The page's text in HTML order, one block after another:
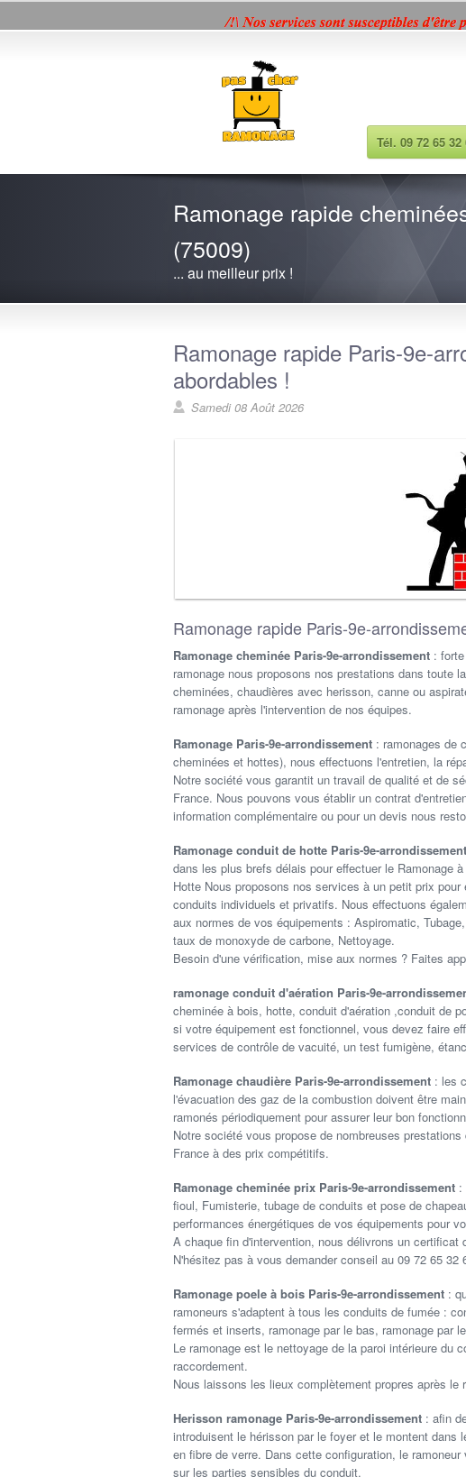
Galerie photos Mentions légales
Tél. 09 72 65
Ramonage rapide
(75009)
... au meilleur prix !
Ramonage rapide Paris-9e-
abordables !
Samedi 08 Août 2026
Ramonage rapide Paris-9e-
Ramonage cheminée Paris-9e-arrondissement :
ramonage nous proposons nos prestations dans toute
cheminées, chaudières avec herisson, canne ou
ramonage après l'intervention de nos équipes.
Ramonage Paris-9e-arrondissement : ramonages de
cheminées et hottes), nous effectuons l'entretien, la
Notre société vous garantit un travail de qualité et de
France. Nous pouvons vous établir un contrat
information complémentaire ou pour un devis nous
Ramonage conduit de hotte Paris-9e-arrondissement
dans les plus brefs délais pour effectuer le Ramonage
Hotte Nous proposons nos services à un petit prix
conduits individuels et privatifs. Nous effectuons
aux normes de vos équipements : Aspiromatic,
taux de monoxyde de carbone, Nettoyage.
Besoin d'une vérification, mise aux normes ? Faites
ramonage conduit d'aération Paris-9e-
cheminée à bois, hotte, conduit d'aération ,conduit de
si votre équipement est fonctionnel, vous devez faire
services de contrôle de vacuité, un test fumigène,
Ramonage chaudière Paris-9e-arrondissement : les
l'évacuation des gaz de la combustion doivent être
ramonés périodiquement pour assurer leur bon
Notre société vous propose de nombreuses
France à des prix compétitifs.
Ramonage cheminée prix Paris-9e-arrondissement :
fioul, Fumisterie, tubage de conduits et pose de
performances énergétiques de vos équipements pour
A chaque fin d'intervention, nous délivrons un
N'hésitez pas à vous demander conseil au 09 72 65 32
Ramonage poele à bois Paris-9e-arrondissement :
ramoneurs s'adaptent à tous les conduits de fumée :
fermés et inserts, ramonage par le bas, ramonage par
Le ramonage est le nettoyage de la paroi intérieure du
raccordement.
Nous laissons les lieux complètement propres après le
Herisson ramonage Paris-9e-arrondissement : afin
introduisent le hérisson par le foyer et le montent dans
en fibre de verre. Dans cette configuration, le
sur les parties sensibles du conduit.